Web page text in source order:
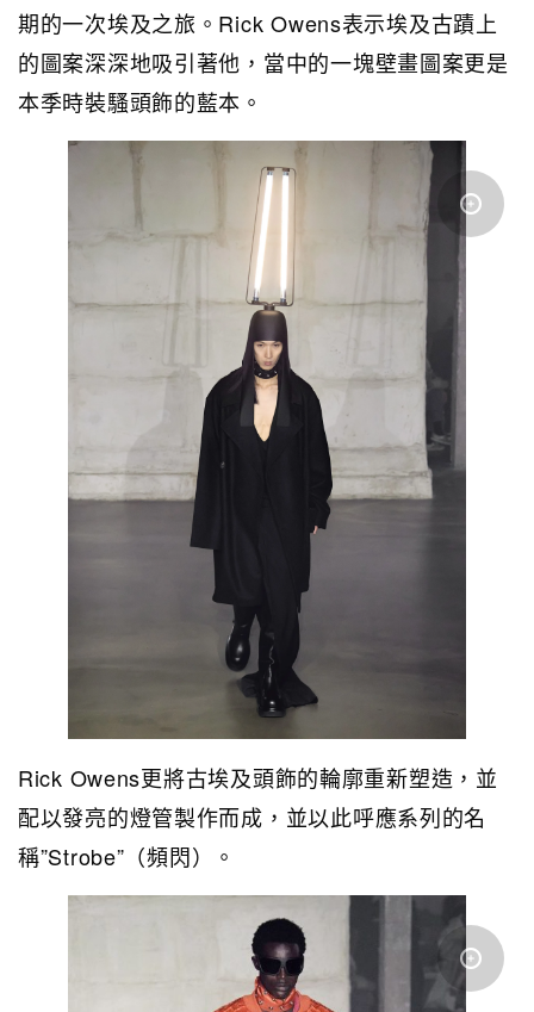
期的一次埃及之旅。Rick Owens表示埃及古蹟上
的圖案深深地吸引著他，當中的一塊壁畫圖案更是
本季時裝騷頭飾的藍本。
Rick Owens更將古埃及頭飾的輪廓重新塑造，並
配以發亮的燈管製作而成，並以此呼應系列的名
稱”Strobe”（頻閃）。